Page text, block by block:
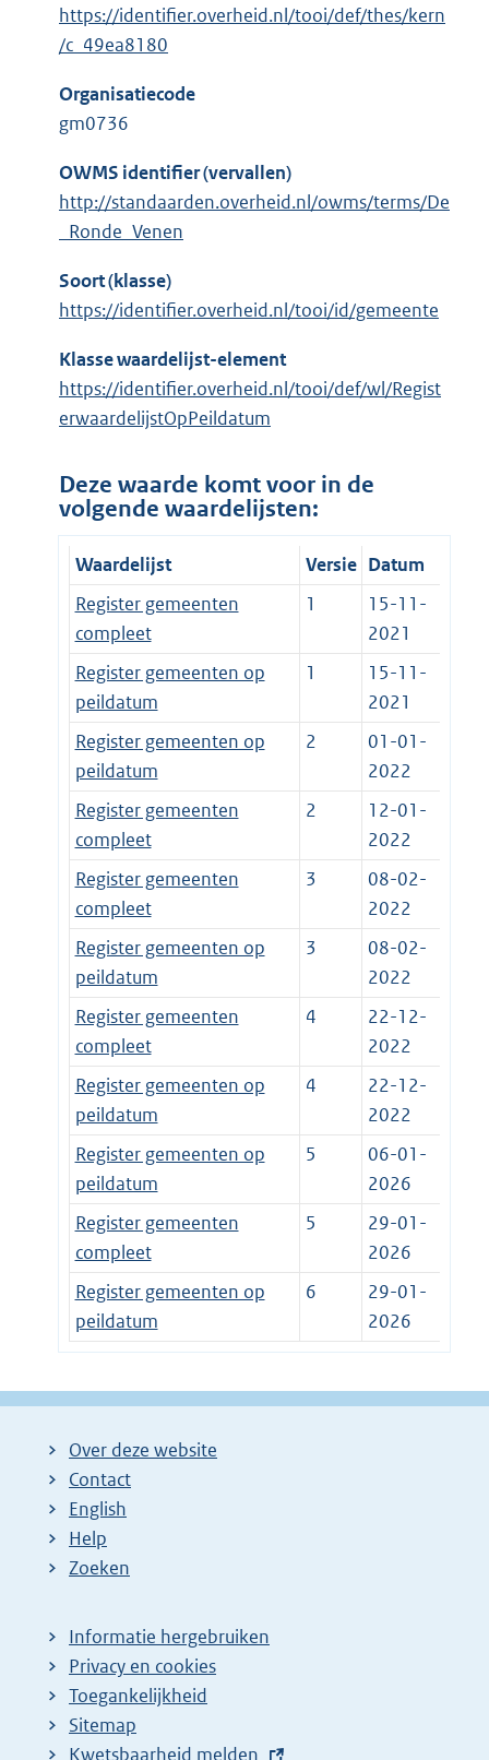
https://identifier.overheid.nl/tooi/def/thes/kern
/c_49ea8180
Organisatiecode
gm0736
OWMS identifier (vervallen)
http://standaarden.overheid.nl/owms/terms/De
_Ronde_Venen
Soort (klasse)
https://identifier.overheid.nl/tooi/id/gemeente
Klasse waardelijst-element
https://identifier.overheid.nl/tooi/def/wl/Regist
erwaardelijstOpPeildatum
Deze waarde komt voor in de
volgende waardelijsten:
Waardelijst Versie Datum
Register gemeenten
compleet
1
15-11-
2021
Register gemeenten op
peildatum
1
15-11-
2021
Register gemeenten op
peildatum
2
01-01-
2022
Register gemeenten
compleet
2
12-01-
2022
Register gemeenten
compleet
3
08-02-
2022
Register gemeenten op
peildatum
3
08-02-
2022
Register gemeenten
compleet
4
22-12-
2022
Register gemeenten op
peildatum
4
22-12-
2022
Register gemeenten op
peildatum
5
06-01-
2026
Register gemeenten
compleet
5
29-01-
2026
Register gemeenten op
peildatum
6
29-01-
2026
Over deze website
Contact
English
Help
Zoeken
Informatie hergebruiken
Privacy en cookies
Toegankelijkheid
Sitemap
E
Kwetsbaarheid melden